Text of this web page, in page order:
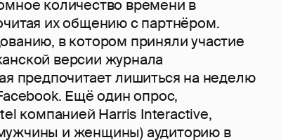
количество времени в
их общению с партнёром.
в котором приняли участие
версии журнала
предпочитает лишиться на неделю
Ещё один опрос,
компанией Harris Interactive,
и женщины) аудиторию в